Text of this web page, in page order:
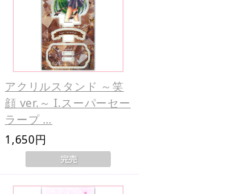
アクリルスタンド ～笑
顔 ver.～ I.スーパーセー
ラープ …
1,650円